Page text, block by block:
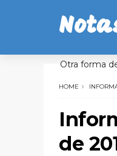
Otra forma
HOME
de